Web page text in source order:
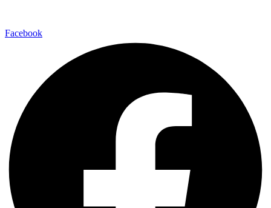
Facebook